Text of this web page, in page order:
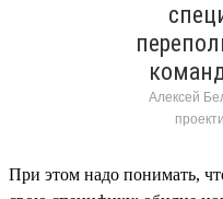
Алексей
При этом надо понимать,